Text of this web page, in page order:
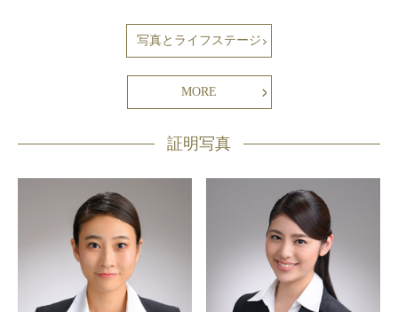
写真とライフステージ
MORE
証明写真